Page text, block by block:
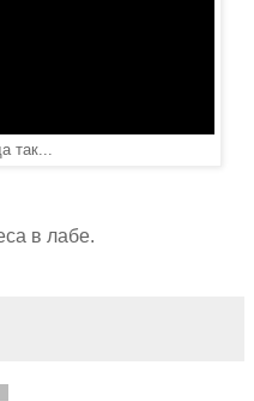
так...
в лабе.